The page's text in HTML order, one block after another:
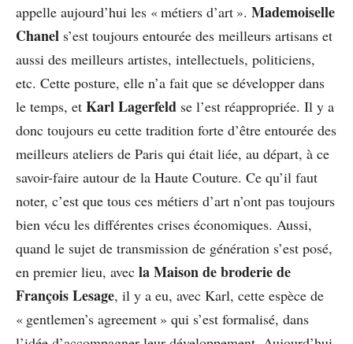
appelle aujourd’hui les « métiers d’art ». Mademoiselle
Chanel s’est toujours entourée des meilleurs artisans et
aussi des meilleurs artistes, intellectuels, politiciens,
etc. Cette posture, elle n’a fait que se développer dans
le temps, et Karl Lagerfeld se l’est réappropriée. Il y a
donc toujours eu cette tradition forte d’être entourée des
meilleurs ateliers de Paris qui était liée, au départ, à ce
savoir-faire autour de la Haute Couture. Ce qu’il faut
noter, c’est que tous ces métiers d’art n’ont pas toujours
bien vécu les différentes crises économiques. Aussi,
quand le sujet de transmission de génération s’est posé,
en premier lieu, avec la Maison de broderie de
François Lesage, il y a eu, avec Karl, cette espèce de
« gentlemen’s agreement » qui s’est formalisé, dans